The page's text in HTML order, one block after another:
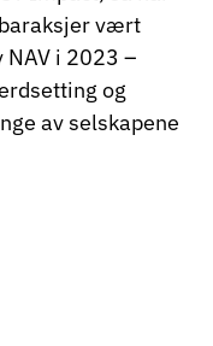
vært
i 2023 –
og
av selskapene